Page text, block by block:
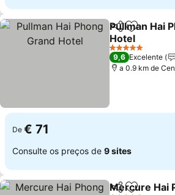
Partilhar
Pullman Hai
Hotel
Ver preços
5 Estrelas
9,6 Excelente
a 0.9 km de
De € 71
Consulte os preços de 9 sites
Partilhar
Mercure Hai